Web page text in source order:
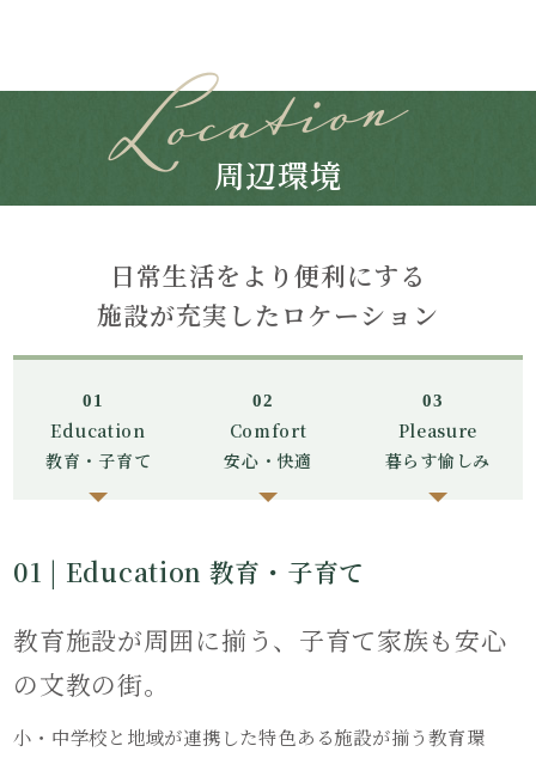
周辺環境
日常生活をより便利にする
施設が充実したロケーション
01
Education
教育・子育て
02
Comfort
安心・快適
03
Pleasure
暮らす愉しみ
01 | Education 教育・子育て
教育施設が周囲に揃う、子育て家族も安心
の文教の街。
小・中学校と地域が連携した特色ある施設が揃う教育環